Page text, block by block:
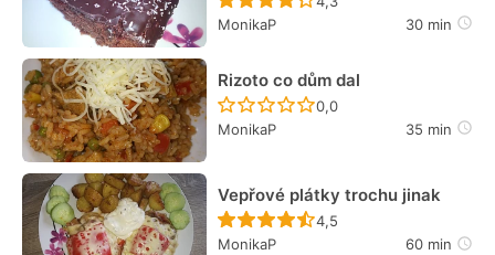
MonikaP
30 min
Rizoto co dům dal
Recept ještě nebyl
0,0
MonikaP
35 min
Vepřové plátky trochu jinak
Recept ještě nebyl
4,5
MonikaP
60 min